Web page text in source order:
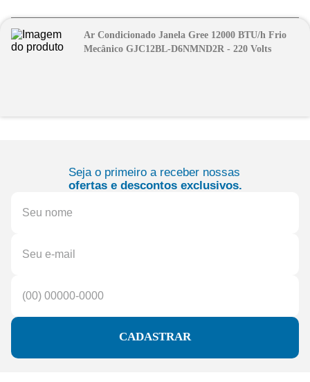
Ar Condicionado Janela Gree 12000 BTU/h Frio
Mecânico GJC12BL-D6NMND2R - 220 Volts
Seja o primeiro a receber nossas
ofertas e descontos exclusivos.
CADASTRAR